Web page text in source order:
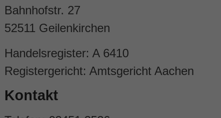
Bahnhofstr. 27
52511 Geilenkirchen
Handelsregister: A 6410
Registergericht: Amtsgericht Aachen
Kontakt